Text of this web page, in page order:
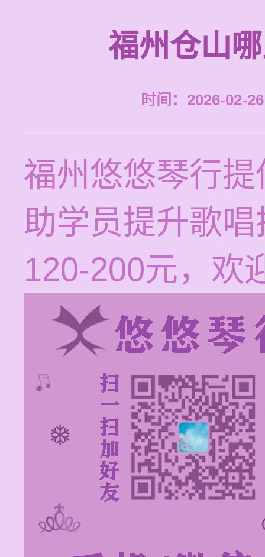
福州仓山
时间：2026-02-
福州悠悠琴行
助学员提升歌
120-200元，欢